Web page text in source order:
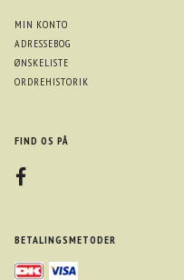
MIN KONTO
ADRESSEBOG
ØNSKELISTE
ORDREHISTORIK
FIND OS PÅ
BETALINGSMETODER